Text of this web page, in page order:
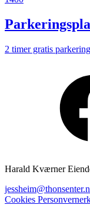
2 timer gratis parkering
Harald Kværner
Cookies